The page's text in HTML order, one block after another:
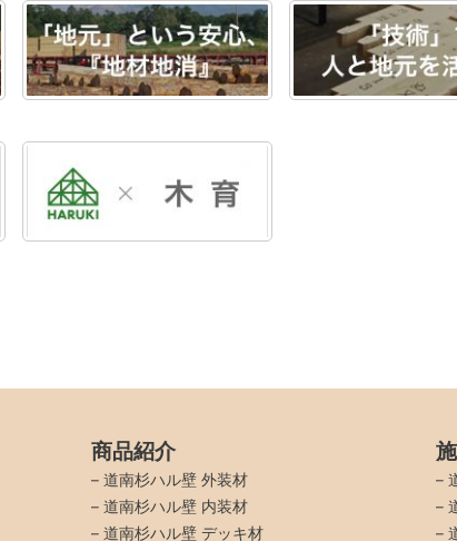
商品紹介
– 道南杉ハル壁 外装材
– 道南杉ハル壁 内装材
– 道南杉ハル壁 デッキ材
–
–
–